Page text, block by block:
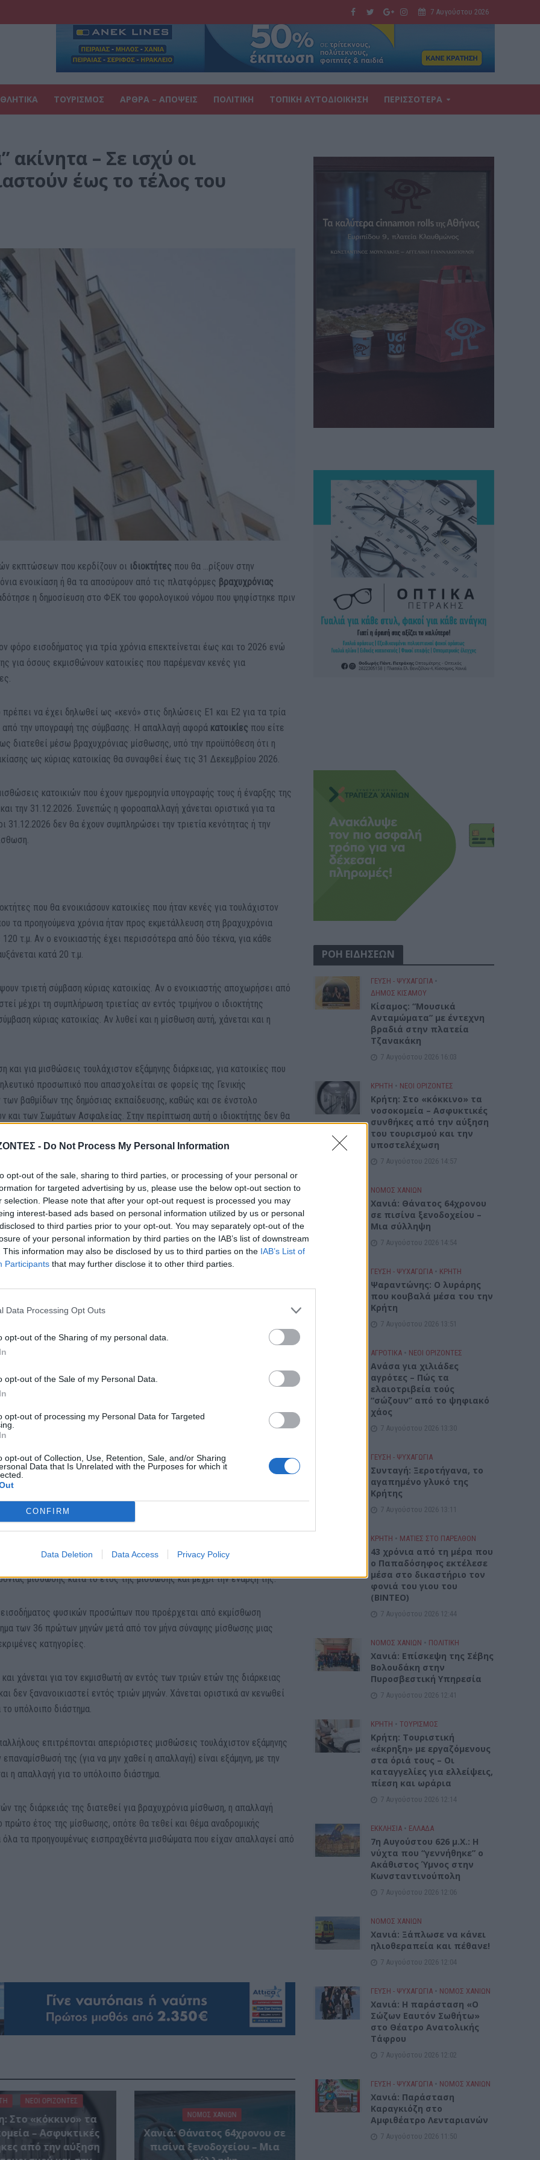
- Do Not Process My Personal Information
opt-out of the sale, sharing to third parties, or processing of your personal or
for targeted advertising by us, please use the below opt-out section to
selection. Please note that after your opt-out request is processed you may
interest-based ads based on personal information utilized by us or personal
to third parties prior to your opt-out. You may separately opt-out of the
of your personal information by third parties on the IAB’s list of downstream
This information may also be disclosed by us to third parties on the IAB’s List of
Participants that may further disclose it to other third parties.
Data Processing Opt Outs
opt-out of the Sharing of my personal data.
opt-out of the Sale of my Personal Data.
opt-out of processing my Personal Data for Targeted
opt-out of Collection, Use, Retention, Sale, and/or Sharing
Data that Is Unrelated with the Purposes for which it
CONFIRM
Data Deletion Data Access Privacy Policy
7 Αυγούστου 2026
ΤΟΥΡΙΣΜΟΣ ΑΡΘΡΑ – ΑΠΟΨΕΙΣ ΠΟΛΙΤΙΚΗ ΤΟΠΙΚΗ ΑΥΤΟΔΙΟΙΚΗΣΗ ΠΕΡΙΣΣΟΤΕΡΑ
ακίνητα – Σε ισχύ οι
έως το τέλος του
εκπτώσεων που κερδίζουν οι ιδιοκτήτες που θα …ρίξουν στην
ενοικίαση ή θα τα αποσύρουν από τις πλατφόρμες βραχυχρόνιας
η δημοσίευση στο ΦΕΚ του φορολογικού νόμου που ψηφίστηκε πριν
φόρο εισοδήματος για τρία χρόνια επεκτείνεται έως και το 2026 ενώ
για όσους εκμισθώνουν κατοικίες που παρέμεναν κενές για
να έχει δηλωθεί ως «κενό» στις δηλώσεις Ε1 και Ε2 για τα τρία
από την υπογραφή της σύμβασης. Η απαλλαγή αφορά κατοικίες που είτε
διατεθεί μέσω βραχυχρόνιας μίσθωσης, υπό την προϋπόθεση ότι η
ως κύριας κατοικίας θα συναφθεί έως τις 31 Δεκεμβρίου 2026.
κατοικιών που έχουν ημερομηνία υπογραφής τους ή έναρξης της
την 31.12.2026. Συνεπώς η φοροαπαλλαγή χάνεται οριστικά για τα
31.12.2026 δεν θα έχουν συμπληρώσει την τριετία κενότητας ή την
που θα ενοικιάσουν κατοικίες που ήταν κενές για τουλάχιστον
τα προηγούμενα χρόνια ήταν προς εκμετάλλευση στη βραχυχρόνια
τ.μ. Αν ο ενοικιαστής έχει περισσότερα από δύο τέκνα, για κάθε
κατά 20 τ.μ.
τριετή σύμβαση κύριας κατοικίας. Αν ο ενοικιαστής αποχωρήσει από
μέχρι τη συμπλήρωση τριετίας αν εντός τριμήνου ο ιδιοκτήτης
κύριας κατοικίας. Αν λυθεί και η μίσθωση αυτή, χάνεται και η
και για μισθώσεις τουλάχιστον εξάμηνης διάρκειας, για κατοικίες που
προσωπικό που απασχολείται σε φορείς της Γενικής
βαθμίδων της δημόσιας εκπαίδευσης, καθώς και σε ένστολο
των Σωμάτων Ασφαλείας. Στην περίπτωση αυτή ο ιδιοκτήτης δεν θα
αν εντός εξαμήνου συνάπτει νέες μισθωτικές συμβάσεις κύριας
τριετούς διάρκειας.
προαναφερθέντων δύο κατηγοριών, των οποίων η πρώτη από τις
θα συναφθεί έως την 31η Δεκεμβρίου 2026.
κενές για τρία χρόνια είναι:
δήλωσης φορολογίας εισοδήματος ως «ΚΕΝΟ» ακίνητο ή:
ούτε ως κύρια ούτε δευτερεύουσα κατοικία του εκμισθωτή ούτε
παραχωρούμενο ακίνητο, στα έντυπα Ε1 και Ε2 της δήλωσης
τελευταία οικονομικά έτη πίσω από το έτος κατάρτισης της (πρώτης)
πληροφοριακών στοιχείων άλλης μίσθωσης του ακινήτου κατά το
μέχρι την έναρξή της.
από βραχυχρόνια μίσθωση είναι:
και αποκλειστικά για βραχυχρόνια μίσθωση κατά το εκάστοτε,
μίσθωσης, φορολογικό έτος.
οι συναφθείσες βραχυχρόνιες μισθώσεις.
μίσθωσης κατά το έτος της μίσθωσης και μέχρι την έναρξή της.
φυσικών προσώπων που προέρχεται από εκμίσθωση
των 36 πρώτων μηνών μετά από τον μήνα σύναψης μίσθωσης μιας
κατηγορίες.
χάνεται για τον εκμισθωτή αν εντός των τριών ετών της διάρκειας
δεν ξανανοικιαστεί εντός τριών μηνών. Χάνεται οριστικά αν κενωθεί
υπόλοιπο διάστημα.
επιτρέπονται απεριόριστες μισθώσεις τουλάχιστον εξάμηνης
επαναμίσθωσή της (για να μην χαθεί η απαλλαγή) είναι εξάμηνη, με την
η απαλλαγή για το υπόλοιπο διάστημα.
της διάρκειάς της διατεθεί για βραχυχρόνια μίσθωση, η απαλλαγή
πρώτο έτος της μίσθωσης, οπότε θα τεθεί και θέμα αναδρομικής
τα προηγουμένως εισπραχθέντα μισθώματα που είχαν απαλλαγεί από
ΝΕΟΙ ΟΡΙΖΟΝΤΕΣ
Στο «κόκκινο» τα
– Ασφυκτικές
από την αύξηση
ΝΟΜΌΣ ΧΑΝΊΩΝ
Χανιά: Θάνατος 64χρονου σε
πισίνα ξενοδοχείου – Μια
ΡΟΗ ΕΙΔΗΣΕΩΝ
ΓΕΎΣΗ - ΨΥΧΑΓΩΓΊΑ •
ΔΉΜΟΣ ΚΙΣΆΜΟΥ
Κίσαμος: “Μουσικά
Ανταμώματα” με έντεχνη
βραδιά στην πλατεία
Τζανακάκη
7 Αυγούστου 2026 16:03
ΚΡΗΤΗ • ΝΕΟΙ ΟΡΙΖΟΝΤΕΣ
Κρήτη: Στο «κόκκινο» τα
νοσοκομεία – Ασφυκτικές
συνθήκες από την αύξηση
του τουρισμού και την
υποστελέχωση
7 Αυγούστου 2026 14:57
ΝΟΜΌΣ ΧΑΝΊΩΝ
Χανιά: Θάνατος 64χρονου
σε πισίνα ξενοδοχείου –
Μια σύλληψη
7 Αυγούστου 2026 14:54
ΓΕΎΣΗ - ΨΥΧΑΓΩΓΊΑ • ΚΡΗΤΗ
Ψαραντώνης: Ο λυράρης
που κουβαλά μέσα του την
Κρήτη
7 Αυγούστου 2026 13:51
ΑΓΡΟΤΙΚΑ • ΝΕΟΙ ΟΡΙΖΟΝΤΕΣ
Ανάσα για χιλιάδες
αγρότες – Πώς τα
ελαιοτριβεία τούς
“σώζουν” από το ψηφιακό
χάος
7 Αυγούστου 2026 13:30
ΓΕΎΣΗ - ΨΥΧΑΓΩΓΊΑ
Συνταγή: Ξεροτήγανα, το
αγαπημένο γλυκό της
Κρήτης
7 Αυγούστου 2026 13:11
ΚΡΗΤΗ • ΜΑΤΙΕΣ ΣΤΟ ΠΑΡΕΛΘΟΝ
43 χρόνια από τη μέρα που
ο Παπαδόσηφος εκτέλεσε
μέσα στο δικαστήριο τον
φονιά του γιου του
(ΒΙΝΤΕΟ)
7 Αυγούστου 2026 12:44
ΝΟΜΌΣ ΧΑΝΊΩΝ • ΠΟΛΙΤΙΚΗ
Xανιά: Επίσκεψη της Σέβης
Βολουδάκη στην
Πυροσβεστική Υπηρεσία
7 Αυγούστου 2026 12:41
ΚΡΗΤΗ • ΤΟΥΡΙΣΜΟΣ
Κρήτη: Τουριστική
«έκρηξη» με εργαζόμενους
στα όριά τους – Οι
καταγγελίες για ελλείψεις,
πίεση και ωράρια
7 Αυγούστου 2026 12:14
ΕΚΚΛΗΣΙΑ • ΕΛΛΑΔΑ
7η Αυγούστου 626 μ.Χ.: Η
νύχτα που “γεννήθηκε” ο
Ακάθιστος Ύμνος στην
Κωνσταντινούπολη
7 Αυγούστου 2026 12:06
ΝΟΜΌΣ ΧΑΝΊΩΝ
Χανιά: Ξάπλωσε να κάνει
ηλιοθεραπεία και πέθανε!
7 Αυγούστου 2026 12:04
ΓΕΎΣΗ - ΨΥΧΑΓΩΓΊΑ • ΝΟΜΌΣ ΧΑΝΊΩΝ
Χανιά: Η παράσταση «Ο
Σώζων Εαυτόν Σωθήτω»
στο Θέατρο Ανατολικής
Τάφρου
7 Αυγούστου 2026 12:02
ΓΕΎΣΗ - ΨΥΧΑΓΩΓΊΑ • ΝΟΜΌΣ ΧΑΝΊΩΝ
Xανιά: Παράσταση
Καραγκιόζη στο
Αμφιθέατρο Λενταριανών
7 Αυγούστου 2026 11:50